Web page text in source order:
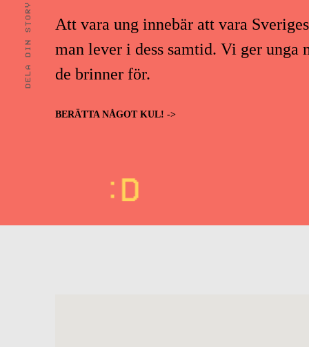
DELA DIN STORY
Att vara ung innebär att vara
man lever i dess samtid. Vi ger
de brinner för.
BERÄTTA NÅGOT KUL! ->